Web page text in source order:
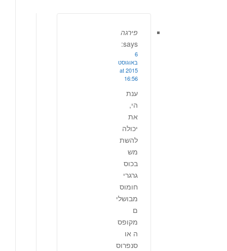
פירגה
says:
6
באוגוסט
2015 at
16:56
ענת
הי,
את
יכולה
להשת
מש
בכוס
גרגרי
חומוס
מבושלי
ם
מקופס
ה או
סנפרוס